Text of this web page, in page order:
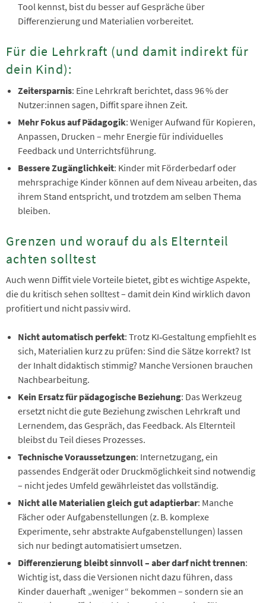
Tool kennst, bist du besser auf Gespräche über
Differenzierung und Materialien vorbereitet.
Für die Lehrkraft (und damit indirekt für
dein Kind):
Zeitersparnis: Eine Lehrkraft berichtet, dass 96 % der
Nutzer:innen sagen, Diffit spare ihnen Zeit.
Mehr Fokus auf Pädagogik: Weniger Aufwand für Kopieren,
Anpassen, Drucken – mehr Energie für individuelles
Feedback und Unterrichtsführung.
Bessere Zugänglichkeit: Kinder mit Förderbedarf oder
mehrsprachige Kinder können auf dem Niveau arbeiten, das
ihrem Stand entspricht, und trotzdem am selben Thema
bleiben.
Grenzen und worauf du als Elternteil
achten solltest
Auch wenn Diffit viele Vorteile bietet, gibt es wichtige Aspekte,
die du kritisch sehen solltest – damit dein Kind wirklich davon
profitiert und nicht passiv wird.
Nicht automatisch perfekt: Trotz KI‑Gestaltung empfiehlt es
sich, Materialien kurz zu prüfen: Sind die Sätze korrekt? Ist
der Inhalt didaktisch stimmig? Manche Versionen brauchen
Nachbearbeitung.
Kein Ersatz für pädagogische Beziehung: Das Werkzeug
ersetzt nicht die gute Beziehung zwischen Lehrkraft und
Lernendem, das Gespräch, das Feedback. Als Elternteil
bleibst du Teil dieses Prozesses.
Technische Voraussetzungen: Internetzugang, ein
passendes Endgerät oder Druckmöglichkeit sind notwendig
– nicht jedes Umfeld gewährleistet das vollständig.
Nicht alle Materialien gleich gut adaptierbar: Manche
Fächer oder Aufgabenstellungen (z. B. komplexe
Experimente, sehr abstrakte Aufgabenstellungen) lassen
sich nur bedingt automatisiert umsetzen.
Differenzierung bleibt sinnvoll – aber darf nicht trennen:
Wichtig ist, dass die Versionen nicht dazu führen, dass
Kinder dauerhaft „weniger“ bekommen – sondern sie an